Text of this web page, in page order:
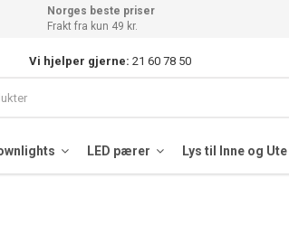
Norges beste priser
Frakt fra kun 49 kr.
Vi hjelper gjerne: 21 60 78 50
LED pærer Lys til Inne og Ute